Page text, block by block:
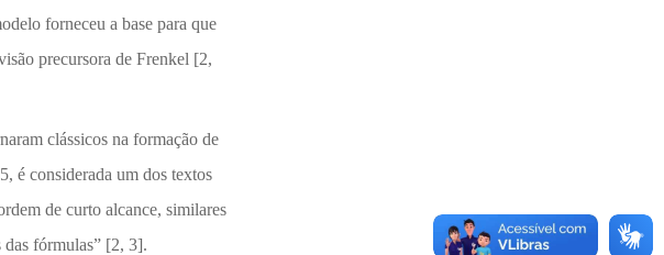
forneceu a base para que
precursora de Frenkel [2,
clássicos na formação de
é considerada um dos textos
de curto alcance, similares
das fórmulas” [2, 3].